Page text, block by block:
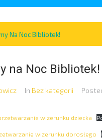
Na Noc Bibliotek!
na Noc Bibliotek!
In Bez kategorii
wizerunku dziecka
wizerunku dorosłego